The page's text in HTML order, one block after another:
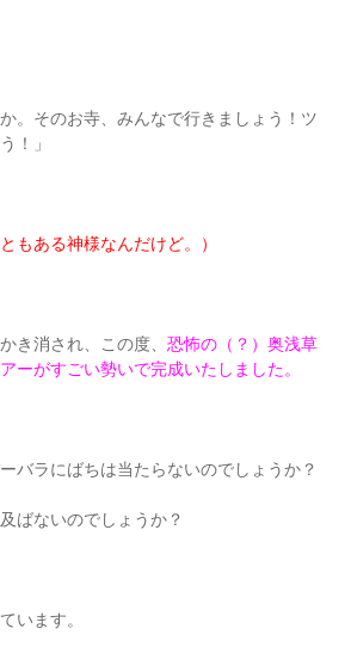
。そのお寺、みんなで行きましょう！ツ
！」
もある神様なんだけど。）
き消され、この度、恐怖の（？）奥浅草
ーがすごい勢いで完成いたしました。
バラにばちは当たらないのでしょうか？
ばないのでしょうか？
います。